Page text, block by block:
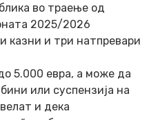
во траење од
2025/2026
казни и три натпревари
5.000 евра, а може да
или суспензија на
и дека